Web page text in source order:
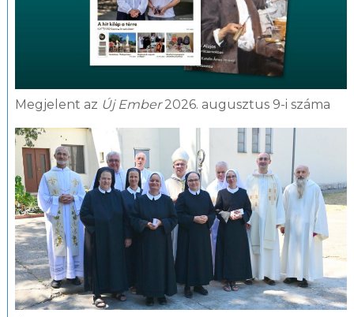
Megjelent az Új Ember2026. augusztus 9-i száma